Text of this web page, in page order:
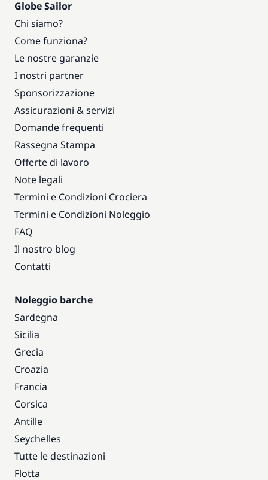
Globe Sailor
Chi siamo?
Come funziona?
Le nostre garanzie
I nostri partner
Sponsorizzazione
Assicurazioni & servizi
Domande frequenti
Rassegna Stampa
Offerte di lavoro
Note legali
Termini e Condizioni Crociera
Termini e Condizioni Noleggio
FAQ
Il nostro blog
Contatti
Noleggio barche
Sardegna
Sicilia
Grecia
Croazia
Francia
Corsica
Antille
Seychelles
Tutte le destinazioni
Flotta